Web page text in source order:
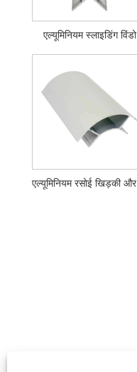
एल्यूमिनियम स्लाइडिंग विंडो